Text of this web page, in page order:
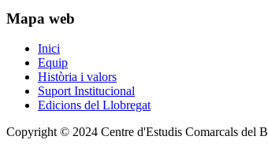
Mapa web
Inici
Equip
Història i valors
Suport Institucional
Edicions del Llobregat
Copyright © 2024 Centre d'Estudis Comarcals del